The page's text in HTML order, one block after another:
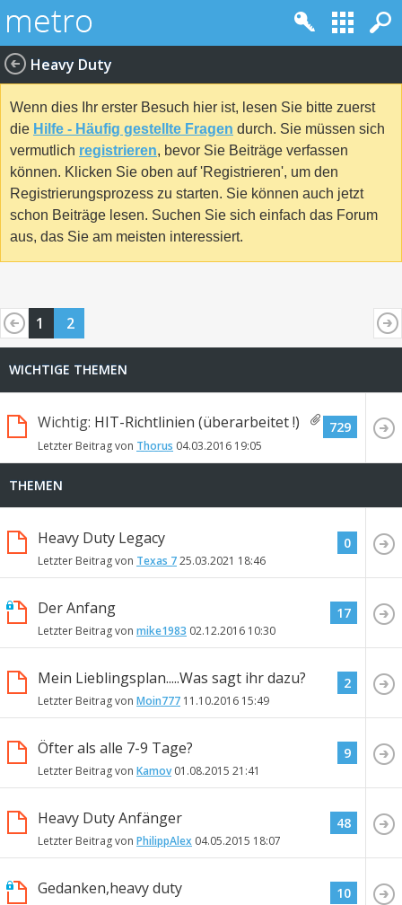
Heavy Duty
Wenn dies Ihr erster Besuch hier ist, lesen Sie bitte zuerst
die Hilfe - Häufig gestellte Fragen durch. Sie müssen sich
vermutlich registrieren, bevor Sie Beiträge verfassen
können. Klicken Sie oben auf 'Registrieren', um den
Registrierungsprozess zu starten. Sie können auch jetzt
schon Beiträge lesen. Suchen Sie sich einfach das Forum
aus, das Sie am meisten interessiert.
1 2
WICHTIGE THEMEN
Wichtig: HIT-Richtlinien (überarbeitet !)
Letzter Beitrag von Thorus 04.03.2016 19:05
729
THEMEN
Heavy Duty Legacy
Letzter Beitrag von Texas 725.03.2021 18:46
0
Der Anfang
Letzter Beitrag von mike1983 02.12.2016 10:30
17
Mein Lieblingsplan.....Was sagt ihr dazu?
Letzter Beitrag von Moin777 11.10.2016 15:49
2
Öfter als alle 7-9 Tage?
Letzter Beitrag von Kamov01.08.2015 21:41
9
Heavy Duty Anfänger
Letzter Beitrag von PhilippAlex 04.05.2015 18:07
48
Gedanken,heavy duty 10